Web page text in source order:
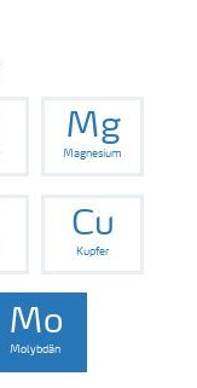
Mg
Magnesium
Cu
Kupfer
Mo
Molybdän